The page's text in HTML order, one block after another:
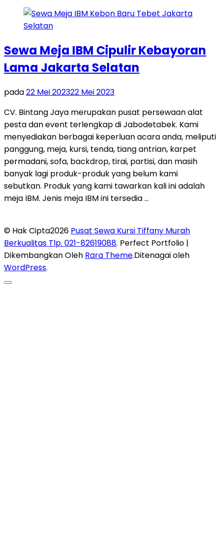
Sewa Meja IBM Cipulir Kebayoran
Lama Jakarta Selatan
pada22 Mei 202322 Mei 2023
CV. Bintang Jaya merupakan pusat persewaan alat
pesta dan event terlengkap di Jabodetabek. Kami
menyediakan berbagai keperluan acara anda, meliputi
panggung, meja, kursi, tenda, tiang antrian, karpet
permadani, sofa, backdrop, tirai, partisi, dan masih
banyak lagi produk-produk yang belum kami
sebutkan. Produk yang kami tawarkan kali ini adalah
meja IBM. Jenis meja IBM ini tersedia …
© Hak Cipta2026 Pusat Sewa Kursi Tiffany Murah
Berkualitas Tlp. 021-82619088. Perfect Portfolio |
Dikembangkan Oleh Rara Theme.Ditenagai oleh
WordPress.